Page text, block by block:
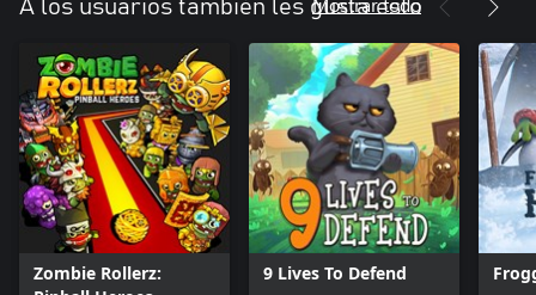
A los usuarios también les gusta esto
Zombie Rollerz:
9 Lives To Defend